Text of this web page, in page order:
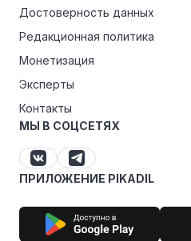
Достоверность данных
Редакционная политика
Монетизация
Эксперты
Контакты
МЫ В СОЦСЕТЯХ
ПРИЛОЖЕНИЕ PIKADIL